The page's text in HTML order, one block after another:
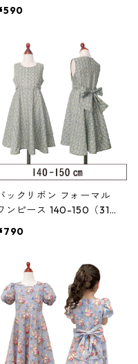
ックリボン フォーマル
ンピース 140-150（318